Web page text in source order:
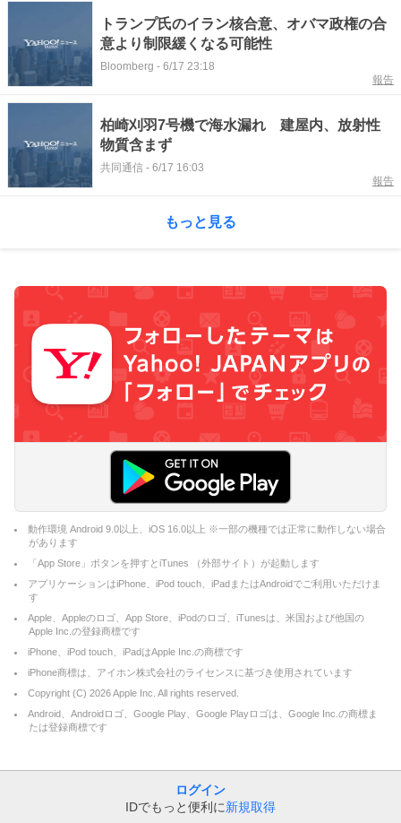
トランプ氏のイラン核合意、オバマ政権の合
意より制限緩くなる可能性
Bloomberg - 6/17 23:18
報告
柏崎刈羽7号機で海水漏れ 建屋内、放射性
物質含まず
共同通信 - 6/17 16:03
報告
もっと見る
動作環境 Android 9.0以上、iOS 16.0以上 ※一部の機種では正常に動作しない場合
があります
「App Store」ボタンを押すとiTunes （外部サイト）が起動します
アプリケーションはiPhone、iPod touch、iPadまたはAndroidでご利用いただけま
す
Apple、Appleのロゴ、App Store、iPodのロゴ、iTunesは、米国および他国の
Apple Inc.の登録商標です
iPhone、iPod touch、iPadはApple Inc.の商標です
iPhone商標は、アイホン株式会社のライセンスに基づき使用されています
Copyright (C) 2026Apple Inc. All rights reserved.
Android、Androidロゴ、Google Play、Google Playロゴは、Google Inc.の商標ま
たは登録商標です
ログイン
IDでもっと便利に新規取得